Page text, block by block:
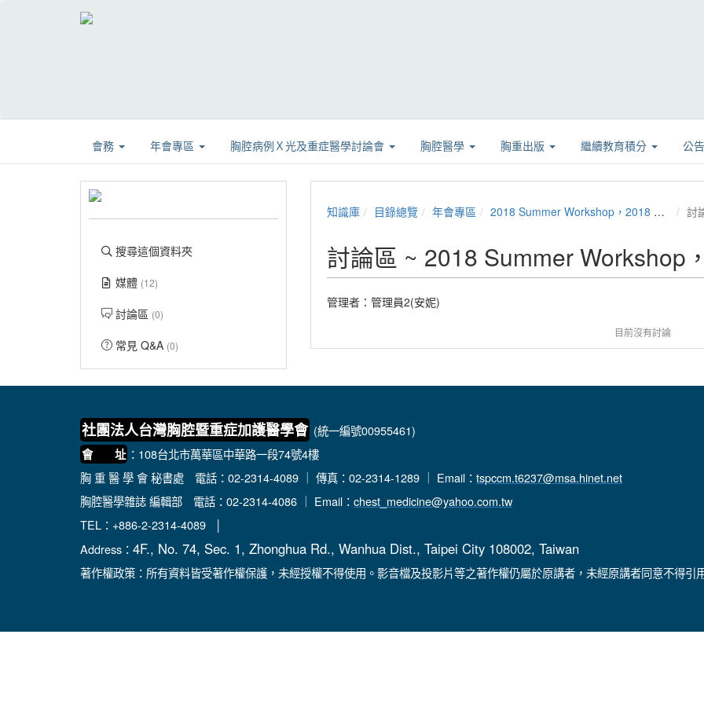
會務 年會專區 胸腔病例Ｘ光及重症醫學討論會 胸腔醫學 胸重出版 繼續教育積分 公
搜尋這個資料夾
媒體 (12)
討論區 (0)
常見 Q&A (0)
知識庫 目錄總覽 年會專區 2018 Summer Workshop，2018 胸腔夏季會 討
討論區 ~ 2018 Summer Workshop
管理者： 管理員2(安妮)
目前沒有討論
社團法人台灣胸腔暨重症加護醫學會 (統一編號00955461)
會 址 ：108台北市萬華區中華路一段74號4樓
胸 重 醫 學 會 秘書處 電話：02-2314-4089 ｜ 傳真：02-2314-1289 ｜ Email： tspccm.t6237@msa.hinet.net
胸腔醫學雜誌 編輯部 電話：02-2314-4086 ｜ Email： chest_medicine@yahoo.com.tw
TEL：+886-2-2314-4089 │
Address： 4F., No. 74, Sec. 1, Zhonghua Rd., Wanhua Dist., Taipei City 108002, Taiwan
著作權政策：所有資料皆受著作權保護，未經授權不得使用。影音檔及投影片等之著作權仍屬於原講者，未經原講者同意不得引